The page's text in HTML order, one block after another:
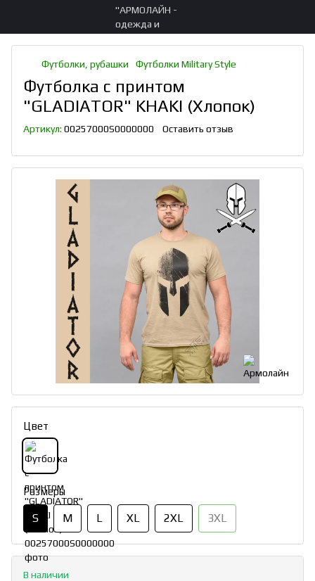
Футболки, рубашки Футболки Military Style
Футболка с принтом
"GLADIATOR" KHAKI (Хлопок)
Артикул: 00257000S0000000 Оставить отзыв
Цвет
Размеры
S M L XL 2XL 3XL
В наличии